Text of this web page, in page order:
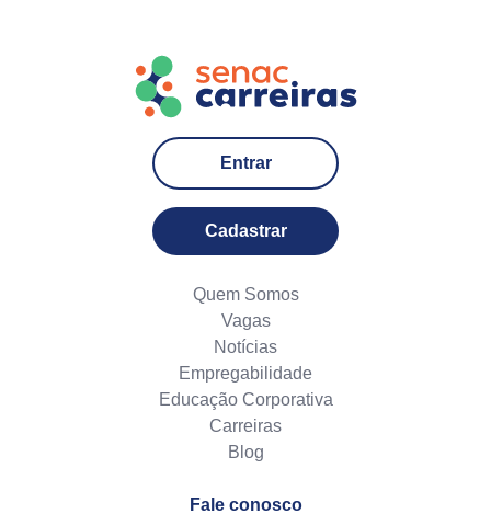
Entrar
Cadastrar
Quem Somos
Vagas
Notícias
Empregabilidade
Educação Corporativa
Carreiras
Blog
Fale conosco